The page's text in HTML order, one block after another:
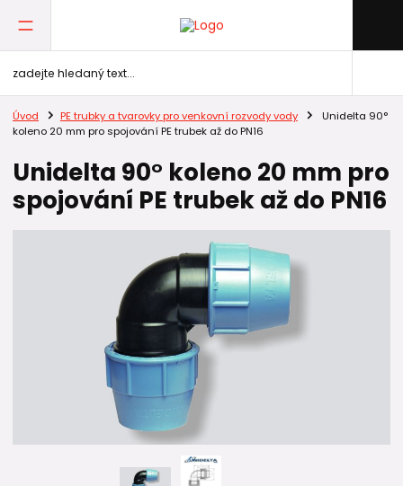
Úvod PE trubky a tvarovky pro venkovní rozvody vody
Unidelta 90°
koleno 20 mm pro spojování PE trubek až do PN16
Unidelta 90° koleno 20 mm pro
spojování PE trubek až do PN16